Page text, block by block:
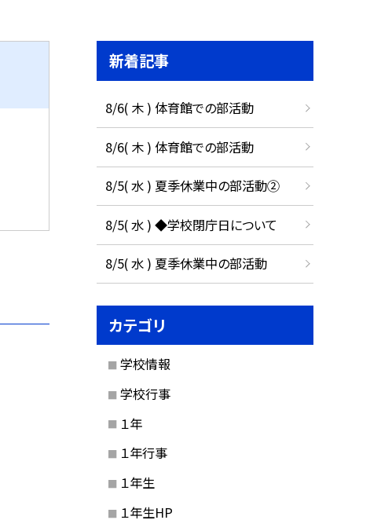
新着記事
8/6( 木 ) 体育館での部活動
8/6( 木 ) 体育館での部活動
8/5( 水 ) 夏季休業中の部活動②
8/5( 水 ) ◆学校閉庁日について
8/5( 水 ) 夏季休業中の部活動
カテゴリ
学校情報
学校行事
１年
１年行事
１年生
１年生HP